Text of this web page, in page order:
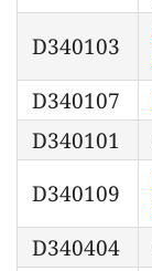
D340103
D340107
D340101
D340109
D340404